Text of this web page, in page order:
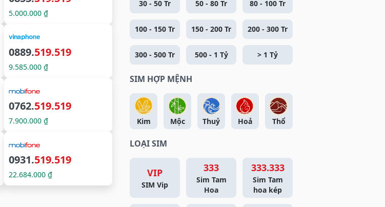
5.000.000 ₫
0889.519.519
9.585.000 ₫
0762.519.519
7.900.000 ₫
0931.519.519
22.684.000 ₫
30 - 50 Tr 50 - 80 Tr 80 - 100 Tr
100 - 150 Tr 150 - 200 Tr 200 - 300 Tr
300 - 500 Tr 500 - 1 Tỷ > 1 Tỷ
SIM HỢP MỆNH
Kim Mộc Thuỷ Hoả Thổ
LOẠI SIM
VIP
SIM Vip
333
Sim Tam
Hoa
333.333
Sim Tam
hoa kép